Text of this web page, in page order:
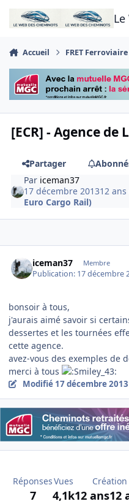
Aller au contenu
Accueil FRET
[ECR] - Agence de
Partager
Par iceman37
17 décembre 201312 ans
Euro Cargo Rail)
iceman37 Membre
Publication: 17 décembre
bonsoir à tous,
j'aurais aimé savoir si
dessertes et les tournées
cette agence.
avez-vous des exemples de
merci à tous
Modifié 17 décembre 2013
Réponses
7
Vues
4,1k
Création
12 ans12